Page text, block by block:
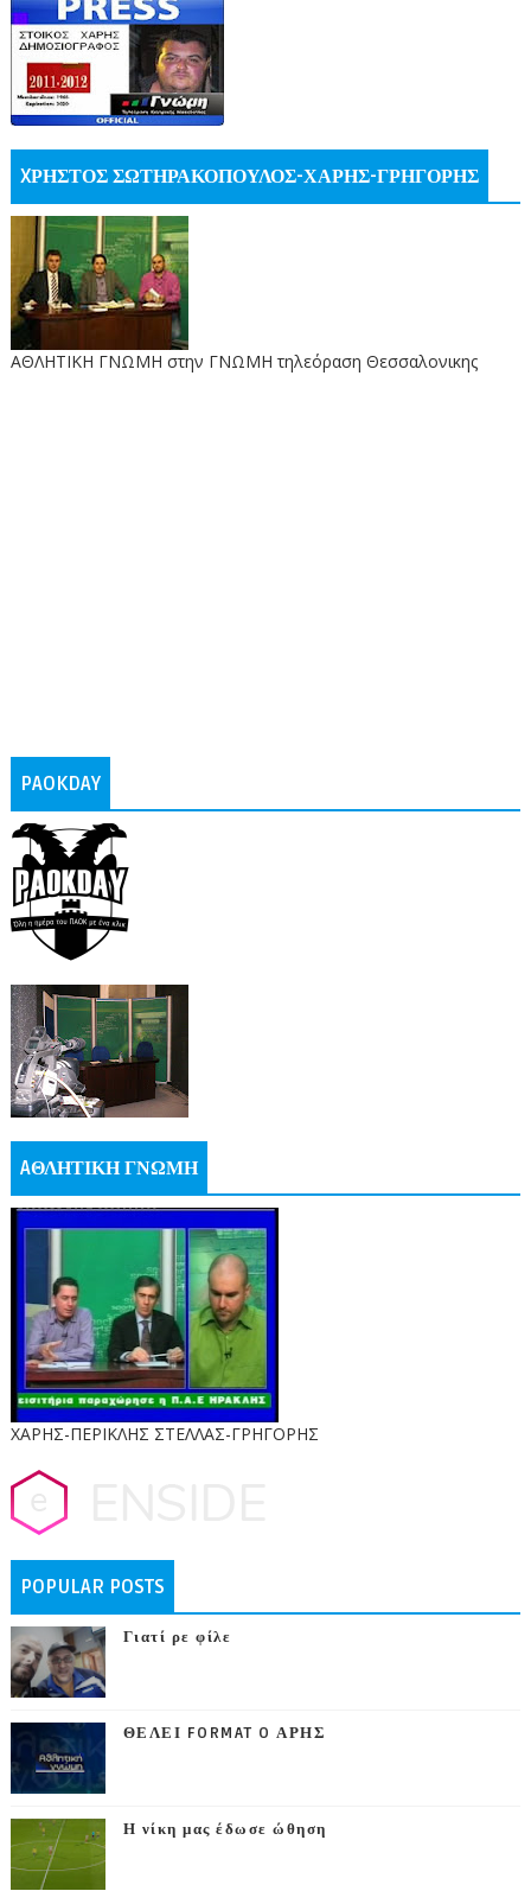
XΡΗΣΤΟΣ ΣΩΤΗΡΑΚΟΠΟΥΛΟΣ-ΧΑΡΗΣ-ΓΡΗΓΟΡΗΣ
ΑΘΛΗΤΙΚΗ ΓΝΩΜΗ στην ΓΝΩΜΗ τηλεόραση Θεσσαλονικης
PAOKDAY
AΘΛΗΤΙΚΗ ΓΝΩΜΗ
ΧΑΡΗΣ-ΠΕΡΙΚΛΗΣ ΣΤΕΛΛΑΣ-ΓΡΗΓΟΡΗΣ
POPULAR POSTS
Γιατί ρε φίλε
ΘΕΛΕΙ FORMAT O ΑΡΗΣ
Η νίκη μας έδωσε ώθηση